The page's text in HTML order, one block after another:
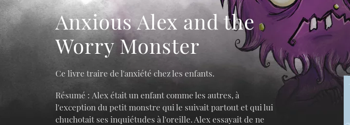
Anxious Alex and the
Worry Monster
Ce livre traire de l'anxiété chez les enfants.
Résumé : Alex était un enfant comme les autres, à
l'exception du petit monstre qui le suivait partout et qui lui
chuchotait ses inquiétudes à l'oreille. Alex essayait de ne